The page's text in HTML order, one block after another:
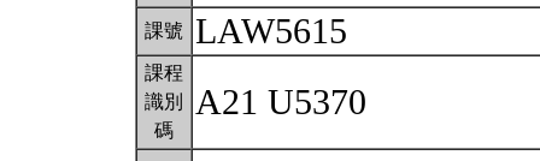
課號 LAW5615
課程
識別
碼
A21 U5370